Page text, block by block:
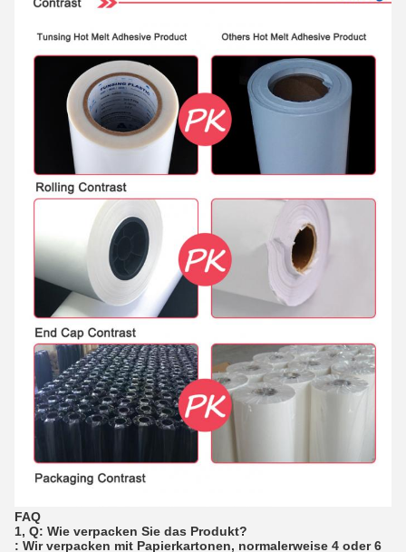
FAQ
1, Q: Wie verpacken Sie das Produkt?
: Wir verpacken mit Papierkartonen, normalerweise 4 oder 6